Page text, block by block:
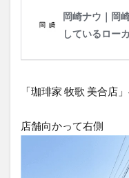
「珈琲家 牧歌 美合店
店舗向かって右側